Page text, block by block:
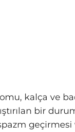
kalça ve
bir